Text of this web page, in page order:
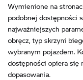
Wymienione na
podobnej dostępności
najważniejszych
obręcz, typ skrzyni
wybranym pojazdem.
dostępności opiera się
dopasowania.